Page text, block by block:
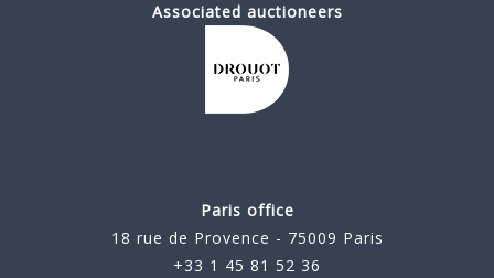
Associated auctioneers
Paris office
18 rue de Provence - 75009 Paris
+33 1 45 81 52 36